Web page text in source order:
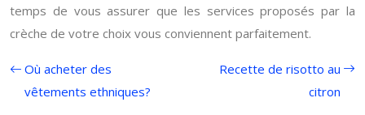
temps de vous assurer que les services proposés par la
crèche de votre choix vous conviennent parfaitement.
Où acheter des
vêtements ethniques?
Recette de risotto au
citron